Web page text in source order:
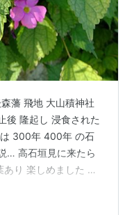
藩 飛地 大山積神社
後 隆起し 浸食された
300年 400年 の石
… 高石垣見に来たら
り 楽しめました 鳥
って 神社境内に通